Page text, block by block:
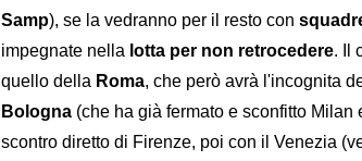
Samp), se la vedranno per il resto con
impegnate nella lotta per non retrocedere. Il
quello della Roma, che però avrà l'incognita
Bologna (che ha già fermato e sconfitto Milan
scontro diretto di Firenze, poi con il Venezia